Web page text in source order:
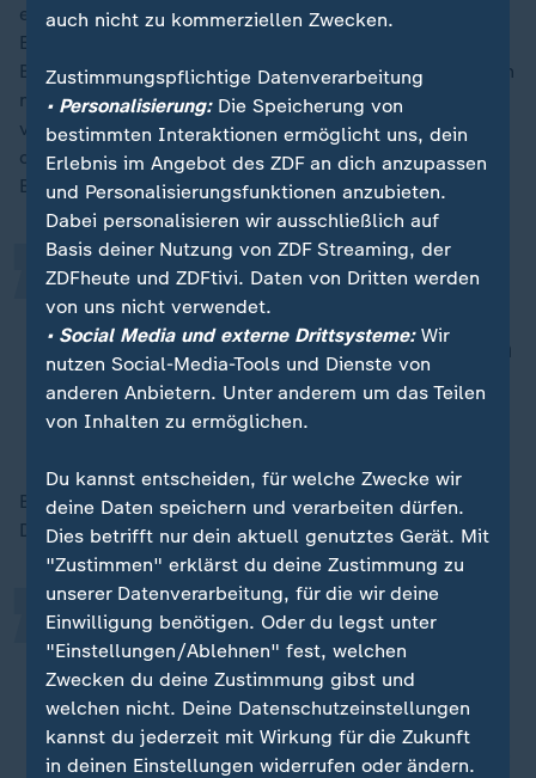
eingetrübt. Eine aktuelle Umfrage des Zentrums für
Europäische Wirtschaftsforschung (ZEW) zeigt, dass
Börsenprofis so pessimistisch sind wie seit zwei Jahren
nicht mehr. Deutschland-Chefvolkswirt Robin Winkler
von der Deutschen Bank erkennt in der ZEW-Umfrage,
dass die deutsche Wirtschaft nicht richtig auf die
Beine kommt.
Noch mehr Sorge bereitet die
Tatsache, dass der Optimismus in
den Konjunkturerwartungen aus dem
Frühjahr komplett verpufft ist.
„
Robin Winkler, Deutsche Bank
Besonders die exportorientierten Sektoren in
Deutschland könnten von der Krise betroffen sein.
Auch die Investitionen, vor allem in
Maschinen und Ausrüstungen,
lahmen. War der Außenhandel im
ersten Quartal noch ein
Wachstumstreiber, so deutet sich für
„
auch nicht zu kommerziellen Zwecken.
Zustimmungspflichtige Datenverarbeitung
• Personalisierung:Die Speicherung von
bestimmten Interaktionen ermöglicht uns, dein
Erlebnis im Angebot des ZDF an dich anzupassen
und Personalisierungsfunktionen anzubieten.
Dabei personalisieren wir ausschließlich auf
Basis deiner Nutzung von ZDF Streaming, der
ZDFheute und ZDFtivi. Daten von Dritten werden
von uns nicht verwendet.
• Social Media und externe Drittsysteme:Wir
nutzen Social-Media-Tools und Dienste von
anderen Anbietern. Unter anderem um das Teilen
von Inhalten zu ermöglichen.
Du kannst entscheiden, für welche Zwecke wir
deine Daten speichern und verarbeiten dürfen.
Dies betrifft nur dein aktuell genutztes Gerät. Mit
"Zustimmen" erklärst du deine Zustimmung zu
unserer Datenverarbeitung, für die wir deine
Einwilligung benötigen. Oder du legst unter
"Einstellungen/Ablehnen" fest, welchen
Zwecken du deine Zustimmung gibst und
welchen nicht. Deine Datenschutzeinstellungen
kannst du jederzeit mit Wirkung für die Zukunft
in deinen Einstellungen widerrufen oder ändern.